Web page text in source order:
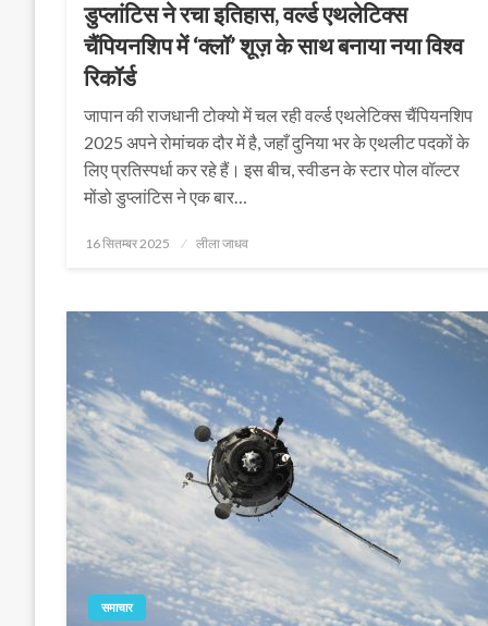
डुप्लांटिस ने रचा इतिहास, वर्ल्ड एथलेटिक्स
चैंपियनशिप में ‘क्लॉ’ शूज़ के साथ बनाया नया विश्व
रिकॉर्ड
जापान की राजधानी टोक्यो में चल रही वर्ल्ड एथलेटिक्स चैंपियनशिप
2025 अपने रोमांचक दौर में है, जहाँ दुनिया भर के एथलीट पदकों के
लिए प्रतिस्पर्धा कर रहे हैं। इस बीच, स्वीडन के स्टार पोल वॉल्टर
मोंडो डुप्लांटिस ने एक बार…
Posted
16 सितम्बर 2025 लीला जाधव
समाचार